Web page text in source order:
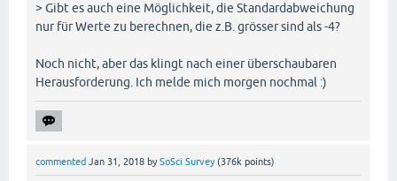
> Gibt es auch eine Möglichkeit, die Standardabweichung
nur für Werte zu berechnen, die z.B. grösser sind als -4?
Noch nicht, aber das klingt nach einer überschaubaren
Herausforderung. Ich melde mich morgen nochmal :)
commented Jan 31, 2018 bySoSci Survey (376k points)